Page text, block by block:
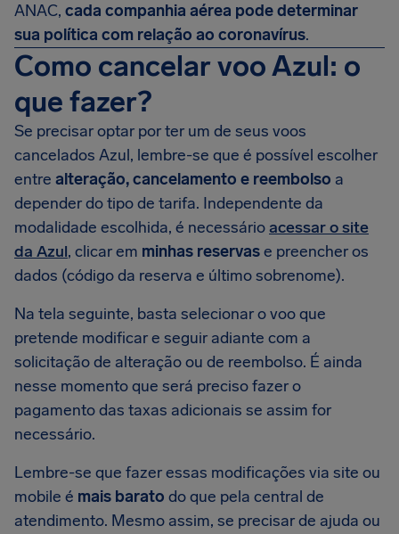
ANAC, cada companhia aérea pode determinar
sua política com relação ao coronavírus.
Como cancelar voo Azul: o
que fazer?
Se precisar optar por ter um de seus voos
cancelados Azul, lembre-se que é possível escolher
entre alteração, cancelamento e reembolso a
depender do tipo de tarifa. Independente da
modalidade escolhida, é necessárioacessar o site
da Azul, clicar em minhas reservase preencher os
dados (código da reserva e último sobrenome).
Na tela seguinte, basta selecionar o voo que
pretende modificar e seguir adiante com a
solicitação de alteração ou de reembolso. É ainda
nesse momento que será preciso fazer o
pagamento das taxas adicionais se assim for
necessário.
Lembre-se que fazer essas modificações via site ou
mobile é mais barato do que pela central de
atendimento. Mesmo assim, se precisar de ajuda ou